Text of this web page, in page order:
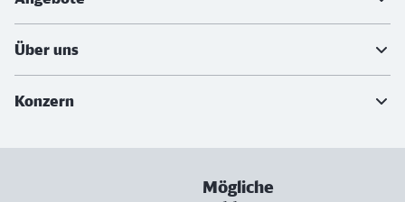
Über uns
Konzern
Mögliche